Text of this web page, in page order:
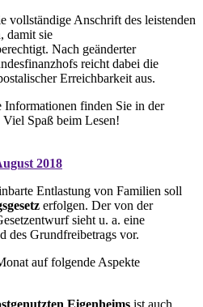
vollständige Anschrift des leistenden
damit sie
Nach geänderter
reicht dabei die
Erreichbarkeit aus.
Informationen finden Sie in der
Spaß beim Lesen!
2018
Entlastung von Familien soll
erfolgen. Der von der
sieht u. a. eine
des Grundfreibetrags vor.
auf folgende Aspekte
Eigenheims ist auch